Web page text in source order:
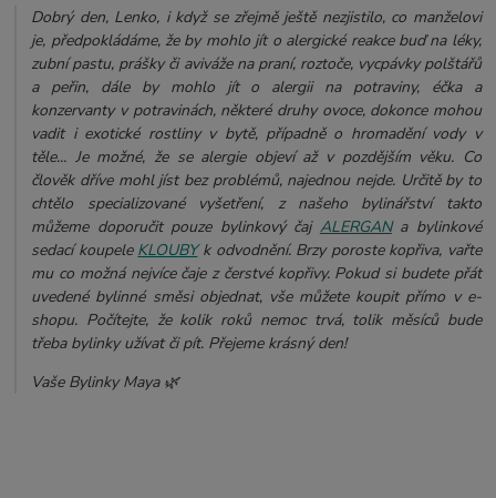
Dobrý den, Lenko, i když se zřejmě ještě nezjistilo, co manželovi
je, předpokládáme, že by mohlo jít o alergické reakce buď na léky,
zubní pastu, prášky či aviváže na praní, roztoče, vycpávky polštářů
a peřin, dále by mohlo jít o alergii na potraviny, éčka a
konzervanty v potravinách, některé druhy ovoce, dokonce mohou
vadit i exotické rostliny v bytě, případně o hromadění vody v
těle... Je možné, že se alergie objeví až v pozdějším věku. Co
člověk dříve mohl jíst bez problémů, najednou nejde. Určitě by to
chtělo specializované vyšetření, z našeho bylinářství takto
můžeme doporučit pouze bylinkový čaj ALERGANa bylinkové
sedací koupele KLOUBYk odvodnění. Brzy poroste kopřiva, vařte
mu co možná nejvíce čaje z čerstvé kopřivy. Pokud si budete přát
uvedené bylinné směsi objednat, vše můžete koupit přímo v e-
shopu. Počítejte, že kolik roků nemoc trvá, tolik měsíců bude
třeba bylinky užívat či pít. Přejeme krásný den!
Vaše Bylinky Maya 🌿